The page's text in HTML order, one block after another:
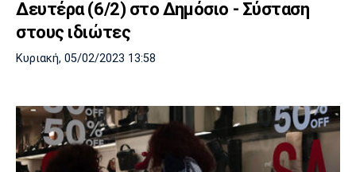
Δευτέρα (6/2) στο Δημόσιο - Σύσταση
στους ιδιώτες
Κυριακή, 05/02/2023 13:58